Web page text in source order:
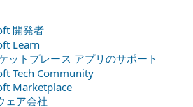
開発者
Learn
ットプレース アプリのサポート
Tech Community
Marketplace
ェア会社